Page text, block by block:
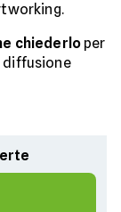
chiederlo per
diffusione